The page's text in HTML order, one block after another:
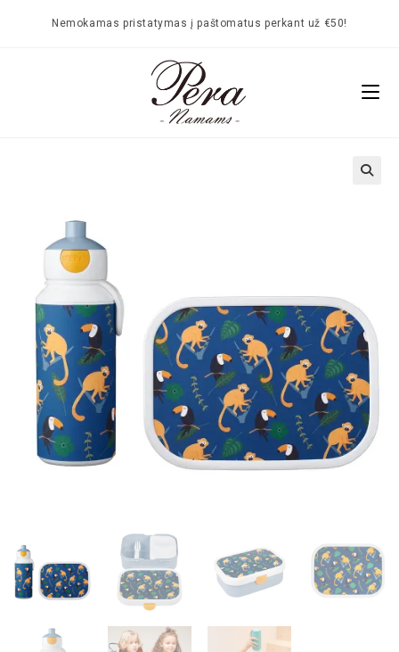
Nemokamas pristatymas į paštomatus perkant už €50!